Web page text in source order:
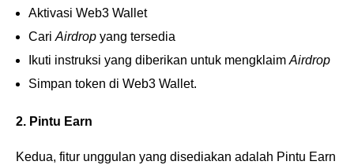
Aktivasi Web3 Wallet
CariAirdrop yang tersedia
Ikuti instruksi yang diberikan untuk mengklaimAirdrop
Simpan token di Web3 Wallet.
2. Pintu Earn
Kedua, fitur unggulan yang disediakan adalah Pintu Earn